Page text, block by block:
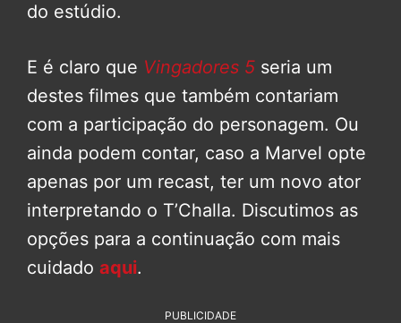
do estúdio.
E é claro que Vingadores 5 seria um
destes filmes que também contariam
com a participação do personagem. Ou
ainda podem contar, caso a Marvel opte
apenas por um recast, ter um novo ator
interpretando o T’Challa. Discutimos as
opções para a continuação com mais
cuidado aqui.
PUBLICIDADE